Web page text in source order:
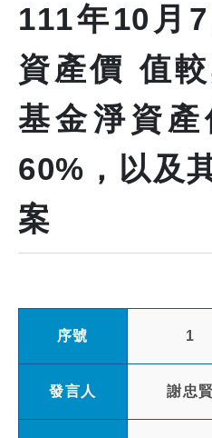
111年10月
資產價 值
基金淨資產
60%，以及
案
序號 1
發言人 謝忠賢